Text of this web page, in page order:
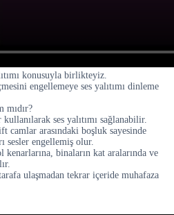
konusuyla birlikteyiz.
engellemeye ses yalıtımı dinleme
mıdır?
ses yalıtımı sağlanabilir.
camlar arasındaki boşluk sayesinde
sesler engellemiş olur.
kenarlarına, binaların kat aralarında ve
tarafa ulaşmadan tekrar içeride muhafaza